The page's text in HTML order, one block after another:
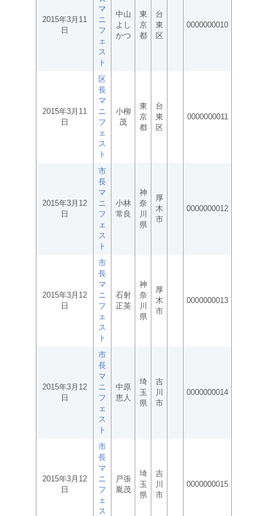
2015年3月11
日
マ
ニ
フ
ェ
ス
ト
中山
よし
かつ
東
京
都
台
東
区
0000000010
2015年3月11
日
区
長
マ
ニ
フ
ェ
ス
ト
小柳
茂
東
京
都
台
東
区
0000000011
2015年3月12
日
市
長
マ
ニ
フ
ェ
ス
ト
小林
常良
神
奈
川
県
厚
木
市
0000000012
2015年3月12
日
市
長
マ
ニ
フ
ェ
ス
ト
石射
正英
神
奈
川
県
厚
木
市
0000000013
2015年3月12
日
市
長
マ
ニ
フ
ェ
ス
ト
中原
恵人
埼
玉
県
吉
川
市
0000000014
2015年3月12
日
市
長
マ
ニ
フ
ェ
ス
戸張
胤茂
埼
玉
県
吉
川
市
0000000015